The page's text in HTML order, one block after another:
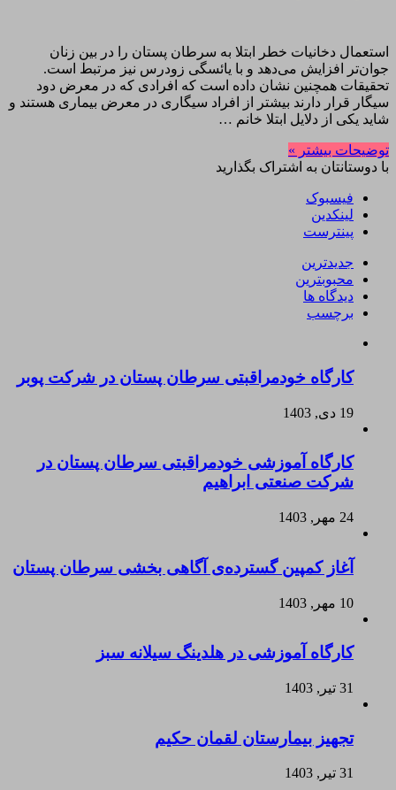
استعمال دخانیات خطر ابتلا به سرطان پستان را در بین زنان
جوان‌تر افزایش می‌دهد و با یائسگی زودرس نیز مرتبط است.
تحقیقات همچنین نشان داده است که افرادی که در معرض دود
سیگار قرار دارند بیشتر از افراد سیگاری در معرض بیماری هستند و
شاید یکی از دلایل ابتلا خانم …
توضیحات بیشتر »
با دوستانتان به اشتراک بگذارید
فیسبوک
لینکدین
پینترست
جدیدترین
محبوبترین
دیدگاه ها
برچسب
کارگاه خودمراقبتی سرطان پستان در شرکت پوبر
19 دی, 1403
کارگاه آموزشی خودمراقبتی سرطان پستان در
شرکت صنعتی ابراهیم
24 مهر, 1403
آغاز کمپین گسترده‌ی آگاهی بخشی سرطان پستان
10 مهر, 1403
کارگاه آموزشی در هلدینگ سیلانه سبز
31 تیر, 1403
تجهیز بیمارستان لقمان حکیم
31 تیر, 1403